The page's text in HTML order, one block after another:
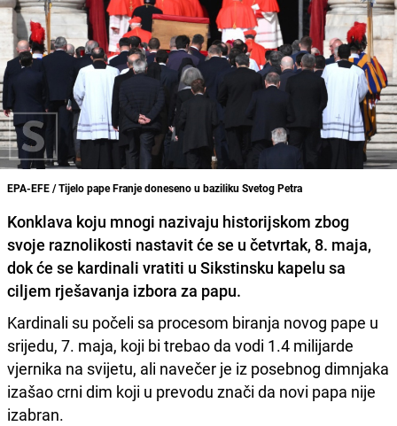
EPA-EFE / Tijelo pape Franje doneseno u baziliku Svetog Petra
Konklava koju mnogi nazivaju historijskom zbog
svoje raznolikosti nastavit će se u četvrtak, 8. maja,
dok će se kardinali vratiti u Sikstinsku kapelu sa
ciljem rješavanja izbora za papu.
Kardinali su počeli sa procesom biranja novog pape u
srijedu, 7. maja, koji bi trebao da vodi 1.4 milijarde
vjernika na svijetu, ali navečer je iz posebnog dimnjaka
izašao crni dim koji u prevodu znači da novi papa nije
izabran.